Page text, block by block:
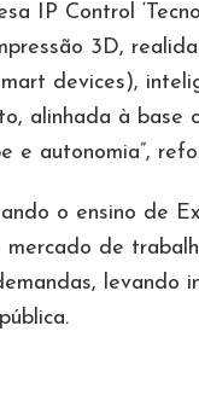
IP Control
3D,
devices),
alinhada à base
e autonomia”,
o ensino de
mercado de
levando